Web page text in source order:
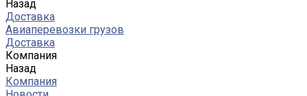
Назад
Доставка
Авиаперевозки грузов
Доставка
Компания
Назад
Компания